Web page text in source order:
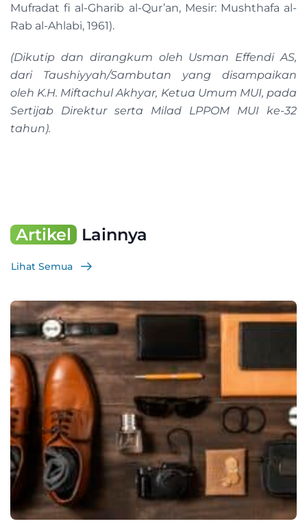
Mufradat fi al-Gharib al-Qur’an, Mesir: Mushthafa al-
Rab al-Ahlabi, 1961).
(Dikutip dan dirangkum oleh Usman Effendi AS,
dari Taushiyyah/Sambutan yang disampaikan
oleh K.H. Miftachul Akhyar, Ketua Umum MUI, pada
Sertijab Direktur serta Milad LPPOM MUI ke-32
tahun).
Artikel Lainnya
Lihat Semua